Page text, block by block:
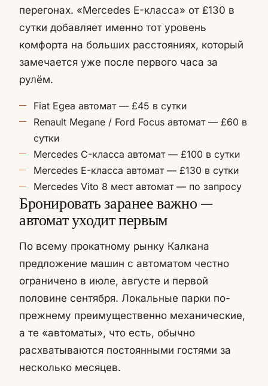
перегонах. «Mercedes E-класса» от £130 в
сутки добавляет именно тот уровень
комфорта на больших расстояниях, который
замечается уже после первого часа за
рулём.
Fiat Egea автомат — £45 в сутки
Renault Megane / Ford Focus автомат — £60 в
сутки
Mercedes C-класса автомат — £100 в сутки
Mercedes E-класса автомат — £130 в сутки
Mercedes Vito 8 мест автомат — по запросу
Бронировать заранее важно —
автомат уходит первым
По всему прокатному рынку Калкана
предложение машин с автоматом честно
ограничено в июле, августе и первой
половине сентября. Локальные парки по-
прежнему преимущественно механические,
а те «автоматы», что есть, обычно
расхватываются постоянными гостями за
несколько месяцев.